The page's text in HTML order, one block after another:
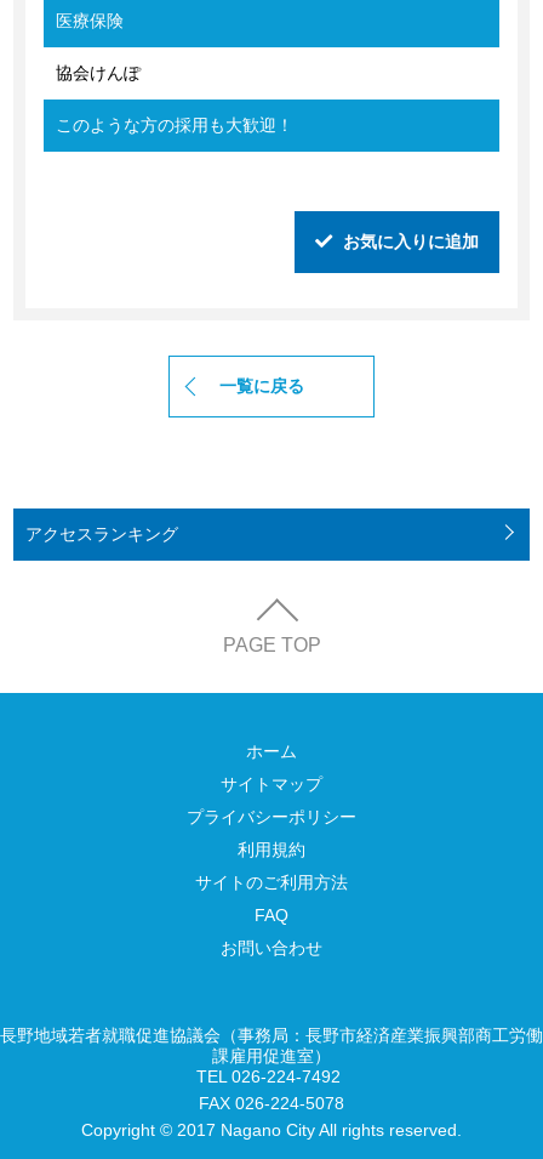
医療保険
協会けんぽ
このような方の採用も大歓迎！
お気に入りに追加
一覧に戻る
アクセスランキング
PAGE TOP
ホーム
サイトマップ
プライバシーポリシー
利用規約
サイトのご利用方法
FAQ
お問い合わせ
長野地域若者就職促進協議会（事務局：長野市経済産業振興部商工労働
課雇用促進室）
TEL 026-224-7492
FAX 026-224-5078
Copyright © 2017 Nagano City All rights reserved.